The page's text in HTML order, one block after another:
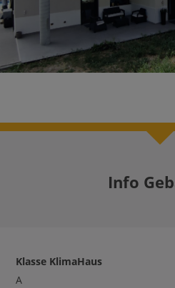
Info
Klasse KlimaHaus
A